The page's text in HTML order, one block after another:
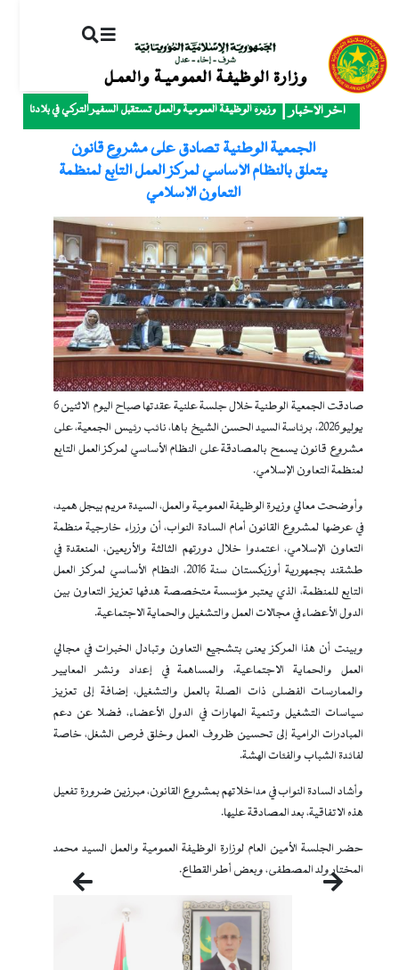
آخر الأخبار وزيرة الوظيفة العمومية والعمل تستقبل السفير التركي في بلادنا
الجمعية الوطنية تصادق على مشروع قانون
يتعلق بالنظام الأساسي لمركز العمل التابع لمنظمة
التعاون الإسلامي
صادقت الجمعية الوطنية خلال جلسة علنية عقدتها صباح اليوم الاثنين 6
يوليو 2026، برئاسة السيد الحسن الشيخ باها، نائب رئيس الجمعية، على
مشروع قانون يسمح بالمصادقة على النظام الأساسي لمركز العمل التابع
لمنظمة التعاون الإسلامي.
وأوضحت معالي وزيرة الوظيفة العمومية والعمل، السيدة مريم بيجل هميد،
في عرضها لمشروع القانون أمام السادة النواب، أن وزراء خارجية منظمة
التعاون الإسلامي، اعتمدوا خلال دورتهم الثالثة والأربعين، المنعقدة في
طشقند بجمهورية أوزبكستان سنة 2016، النظام الأساسي لمركز العمل
التابع للمنظمة، الذي يعتبر مؤسسة متخصصة هدفها تعزيز التعاون بين
الدول الأعضاء في مجالات العمل والتشغيل والحماية الاجتماعية.
وبينت أن هذا المركز يعنى بتشجيع التعاون وتبادل الخبرات في مجالي
العمل والحماية الاجتماعية، والمساهمة في إعداد ونشر المعايير
والممارسات الفضلى ذات الصلة بالعمل والتشغيل، إضافة إلى تعزيز
سياسات التشغيل وتنمية المهارات في الدول الأعضاء، فضلا عن دعم
المبادرات الرامية إلى تحسين ظروف العمل وخلق فرص الشغل، خاصة
لفائدة الشباب والفئات الهشة.
وأشاد السادة النواب في مداخلاتهم بمشروع القانون، مبرزين ضرورة تفعيل
هذه الاتفاقية، بعد المصادقة عليها.
حضر الجلسة الأمين العام لوزارة الوظيفة العمومية والعمل السيد محمد
المختار ولد المصطفى، وبعض أطر القطاع.
السابق التالي